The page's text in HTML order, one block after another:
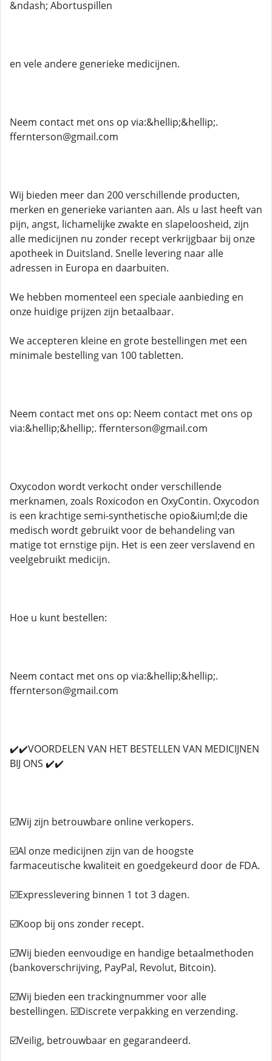
&ndash; Abortuspillen
en vele andere generieke medicijnen.
Neem contact met ons op via:&hellip;&hellip;.
ffernterson@gmail.com
Wij bieden meer dan 200 verschillende producten,
merken en generieke varianten aan. Als u last heeft van
pijn, angst, lichamelijke zwakte en slapeloosheid, zijn
alle medicijnen nu zonder recept verkrijgbaar bij onze
apotheek in Duitsland. Snelle levering naar alle
adressen in Europa en daarbuiten.
We hebben momenteel een speciale aanbieding en
onze huidige prijzen zijn betaalbaar.
We accepteren kleine en grote bestellingen met een
minimale bestelling van 100 tabletten.
Neem contact met ons op: Neem contact met ons op
via:&hellip;&hellip;. ffernterson@gmail.com
Oxycodon wordt verkocht onder verschillende
merknamen, zoals Roxicodon en OxyContin. Oxycodon
is een krachtige semi-synthetische opio&iuml;de die
medisch wordt gebruikt voor de behandeling van
matige tot ernstige pijn. Het is een zeer verslavend en
veelgebruikt medicijn.
Hoe u kunt bestellen:
Neem contact met ons op via:&hellip;&hellip;.
ffernterson@gmail.com
✔️✔️VOORDELEN VAN HET BESTELLEN VAN MEDICIJNEN
BIJ ONS ✔️✔️
☑️Wij zijn betrouwbare online verkopers.
☑️Al onze medicijnen zijn van de hoogste
farmaceutische kwaliteit en goedgekeurd door de FDA.
☑️Expresslevering binnen 1 tot 3 dagen.
☑️Koop bij ons zonder recept.
☑️Wij bieden eenvoudige en handige betaalmethoden
(bankoverschrijving, PayPal, Revolut, Bitcoin).
☑️Wij bieden een trackingnummer voor alle
bestellingen. ☑️Discrete verpakking en verzending.
☑️Veilig, betrouwbaar en gegarandeerd.